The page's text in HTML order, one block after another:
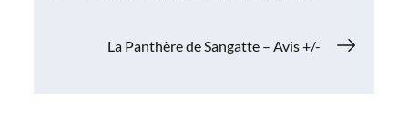
La Panthère de Sangatte – Avis +/-